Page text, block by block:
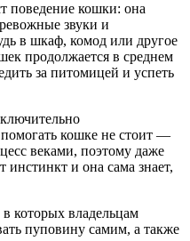
поведение кошки: она
звуки и
в шкаф, комод или другое
продолжается в среднем
за питомицей и успеть
кошке не стоит —
веками, поэтому даже
и она сама знает,
в которых владельцам
пуповину самим, а также